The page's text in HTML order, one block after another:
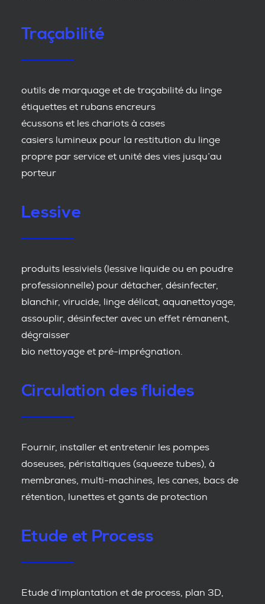
Traçabilité
outils de marquage et de traçabilité du linge
étiquettes et rubans encreurs
écussons et les chariots à cases
casiers lumineux pour la restitution du linge
propre par service et unité des vies jusqu’au
porteur
Lessive
produits lessiviels (lessive liquide ou en poudre
professionnelle) pour détacher, désinfecter,
blanchir, virucide, linge délicat, aquanettoyage,
assouplir, désinfecter avec un effet rémanent,
dégraisser
bio nettoyage et pré-imprégnation.
Circulation des fluides
Fournir, installer et entretenir les pompes
doseuses, péristaltiques (squeeze tubes), à
membranes, multi-machines, les canes, bacs de
rétention, lunettes et gants de protection
Etude et Process
Etude d’implantation et de process, plan 3D,